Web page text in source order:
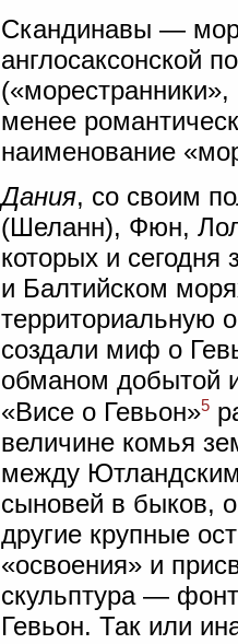
Скандинавы —
англосаксонской
менее
наименование
Дания, со своим
(Шеланн), Фюн,
которых и
и Балтийском
территориальную
создали миф о
обманом добытой
«Висе о Гевьон»5
величине комья
между
сыновей в быков,
другие крупные
«освоения» и
скульптура —
Гевьон. Так или